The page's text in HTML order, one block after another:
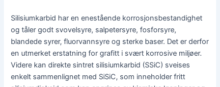
Silisiumkarbid har en enestående korrosjonsbestandighet
og tåler godt svovelsyre, salpetersyre, fosforsyre,
blandede syrer, fluorvannsyre og sterke baser. Det er derfor
en utmerket erstatning for grafitt i svært korrosive miljøer.
Videre kan direkte sintret silisiumkarbid (SSiC) sveises
enkelt sammenlignet med SiSiC, som inneholder fritt